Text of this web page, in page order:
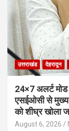
उत्तराखंड देहरादून
24×7 अलर्ट
एसईओसी से मुख्य
को शीघ्र खोला
August 6, 2026